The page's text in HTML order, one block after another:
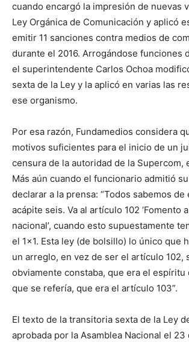
cuando encargó la impresión de nuevas
Ley Orgánica de Comunicación y aplicó
emitir 11 sanciones contra medios de
durante el 2016. Arrogándose funciones
el superintendente Carlos Ochoa
sexta de la Ley y la aplicó en varias las
ese organismo.
Por esa razón, Fundamedios considera
motivos suficientes para el inicio de un
censura de la autoridad de la Supercom,
Más aún cuando el funcionario admitió
declarar a la prensa: “Todos sabemos
acápite seis. Va al artículo 102 ‘Fomento
nacional’, cuando esto supuestamente
el 1×1. Esta ley (de bolsillo) lo único que
un arreglo, en vez de ser el artículo 102,
obviamente constaba, que era el espíritu
que se refería, que era el artículo 103”.
El texto de la transitoria sexta de la Ley
aprobada por la Asamblea Nacional el 23